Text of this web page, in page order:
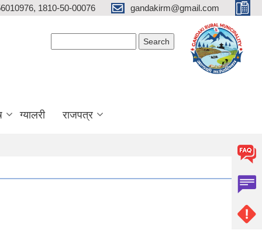
1810-50-00076 gandakirm@gmail.com
ग्यालरी राजपत्र